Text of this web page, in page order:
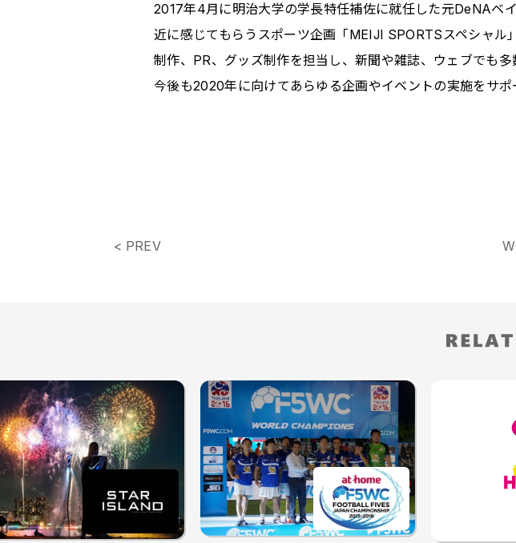
2017年4月に明治大学の学長特任補佐に就任した元DeNAベ
近に感じてもらうスポーツ企画「MEIJI SPORTSスペシャル
制作、 PR、グッズ制作を担当し、新聞や雑誌、ウェブでも多
今後も2020年に向けてあらゆる企画やイベントの実施をサ
< PREV